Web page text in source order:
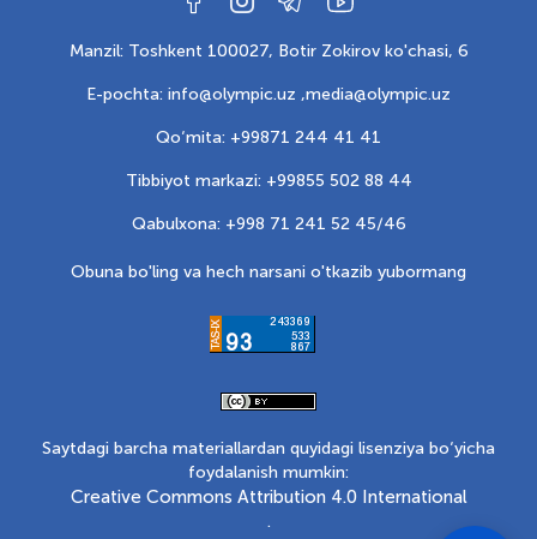
Manzil: Toshkent 100027, Botir Zokirov ko'chasi, 6
E-pochta: info@olympic.uz ,media@olympic.uz
Qo‘mita: +99871 244 41 41
Tibbiyot markazi: +99855 502 88 44
Qabulxona: +998 71 241 52 45/46
Obuna bo'ling va hech narsani o'tkazib yubormang
Saytdagi barcha materiallardan quyidagi lisenziya bo‘yicha
foydalanish mumkin:
Creative Commons Attribution 4.0 International
.